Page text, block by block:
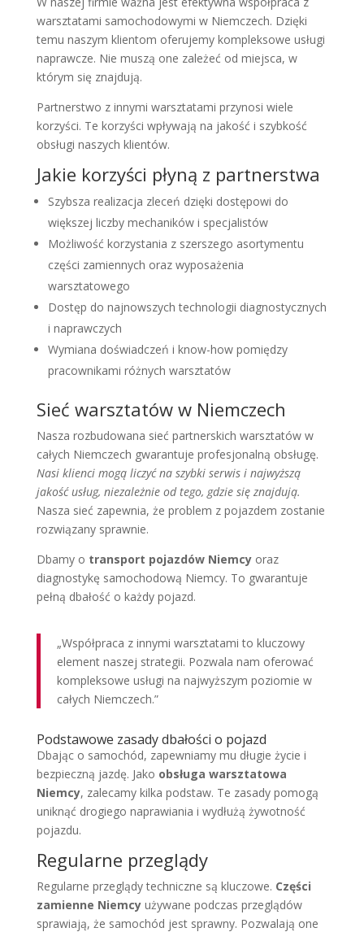
warsztatami samochodowymi w Niemczech. Dzięki
temu naszym klientom oferujemy kompleksowe usługi
naprawcze. Nie muszą one zależeć od miejsca, w
którym się znajdują.
Partnerstwo z innymi warsztatami przynosi wiele
korzyści. Te korzyści wpływają na jakość i szybkość
obsługi naszych klientów.
Jakie korzyści płyną z partnerstwa
Szybsza realizacja zleceń dzięki dostępowi do
większej liczby mechaników i specjalistów
Możliwość korzystania z szerszego asortymentu
części zamiennych oraz wyposażenia
warsztatowego
Dostęp do najnowszych technologii diagnostycznych
i naprawczych
Wymiana doświadczeń i know-how pomiędzy
pracownikami różnych warsztatów
Sieć warsztatów w Niemczech
Nasza rozbudowana sieć partnerskich warsztatów w
całych Niemczech gwarantuje profesjonalną obsługę.
Nasi klienci mogą liczyć na szybki serwis i najwyższą
jakość usług, niezależnie od tego, gdzie się znajdują.
Nasza sieć zapewnia, że problem z pojazdem zostanie
rozwiązany sprawnie.
Dbamy o transport pojazdów Niemcyoraz
diagnostykę samochodową Niemcy. To gwarantuje
pełną dbałość o każdy pojazd.
„Współpraca z innymi warsztatami to kluczowy
element naszej strategii. Pozwala nam oferować
kompleksowe usługi na najwyższym poziomie w
całych Niemczech.”
Podstawowe zasady dbałości o pojazd
Dbając o samochód, zapewniamy mu długie życie i
bezpieczną jazdę. Jako obsługa warsztatowa
Niemcy, zalecamy kilka podstaw. Te zasady pomogą
uniknąć drogiego naprawiania i wydłużą żywotność
pojazdu.
Regularne przeglądy
Regularne przeglądy techniczne są kluczowe. Części
zamienne Niemcyużywane podczas przeglądów
sprawiają, że samochód jest sprawny. Pozwalają one